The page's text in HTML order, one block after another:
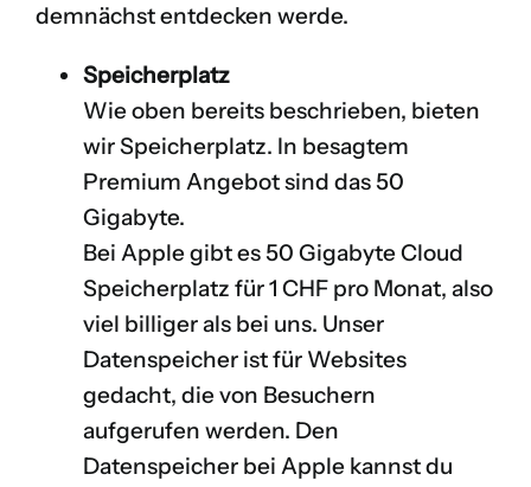
demnächst entdecken werde.
Speicherplatz
Wie oben bereits beschrieben, bieten
wir Speicherplatz. In besagtem
Premium Angebot sind das 50
Gigabyte.
Bei Apple gibt es 50 Gigabyte Cloud
Speicherplatz für 1 CHF pro Monat, also
viel billiger als bei uns. Unser
Datenspeicher ist für Websites
gedacht, die von Besuchern
aufgerufen werden. Den
Datenspeicher bei Apple kannst du